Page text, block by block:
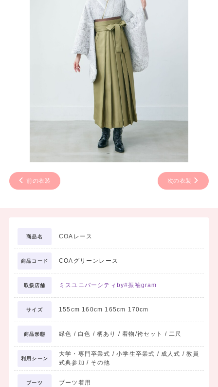
前の衣装 次の衣装
商品名 COAレース
商品コード COAグリーンレース
取扱店舗 ミスユニバーシティby#振袖gram
サイズ 155cm 160cm 165cm 170cm
商品形態 緑色 / 白色 / 柄あり / 着物/袴セット / 二尺
利用シーン
大学・専門卒業式 / 小学生卒業式 / 成人式 / 教員
式典参加 / その他
ブーツ ブーツ着用